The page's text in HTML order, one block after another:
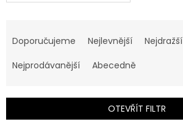
a
e
í
r
Doporučujeme Nejlevnější
Nejdražší
Nejprodávanější
Abecedně
OTEVŘÍT FILTR